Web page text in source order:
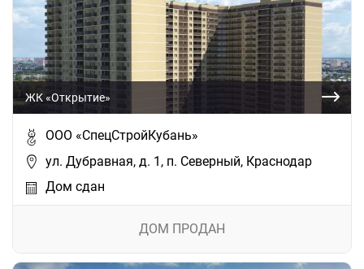
ЖК «Открытие»
ООО «СпецСтройКубань»
ул. Дубравная, д. 1, п. Северный, Краснодар
Дом сдан
ДОМ ПРОДАН